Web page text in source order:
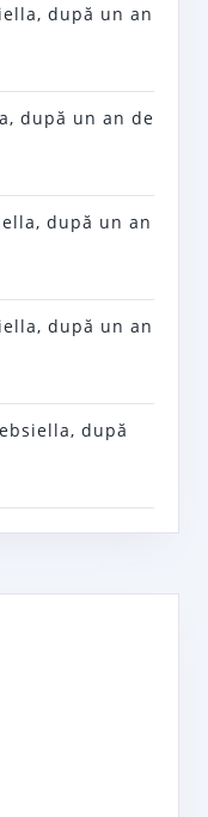
după un an
după un an de
după un an
după un an
după